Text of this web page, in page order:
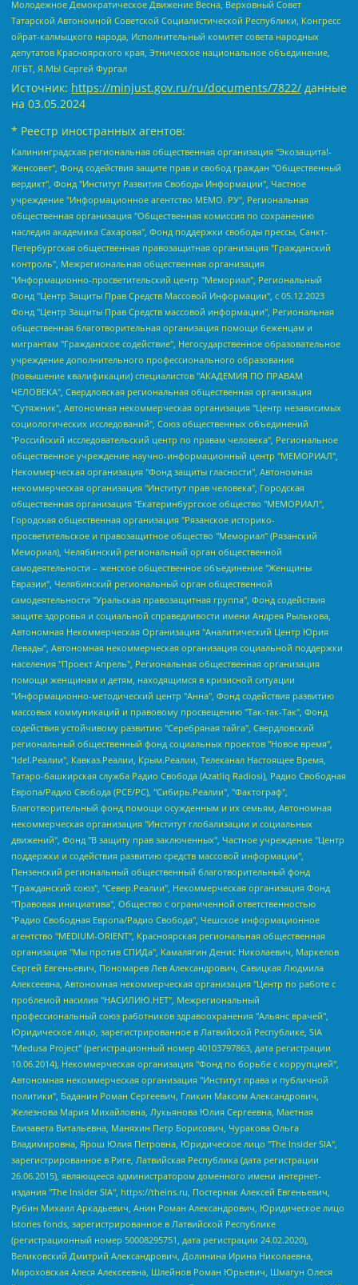
Молодежное Демократическое Движение Весна, Верховный Совет
Татарской Автономной Советской Социалистической Республики, Конгресс
ойрат-калмыцкого народа, Исполнительный комитет совета народных
депутатов Красноярского края, Этническое национальное объединение,
ЛГБТ, Я.МЫ Сергей Фургал
Источник: https://minjust.gov.ru/ru/documents/7822/ данные
на 03.05.2024
* Реестр иностранных агентов:
Калининградская региональная общественная организация "Экозащита!-Женсовет", Фонд содействия защите прав и свобод граждан "Общественный вердикт", Фонд "Институт Развития Свободы Информации", Частное учреждение "Информационное агентство МЕМО. РУ", Региональная общественная организация "Общественная комиссия по сохранению наследия академика Сахарова", Фонд поддержки свободы прессы, Санкт-Петербургская общественная правозащитная организация "Гражданский контроль", Межрегиональная общественная организация "Информационно-просветительский центр "Мемориал", Региональный Фонд "Центр Защиты Прав Средств Массовой Информации", с 05.12.2023 Фонд "Центр Защиты Прав Средств массовой информации", Региональная общественная благотворительная организация помощи беженцам и мигрантам "Гражданское содействие", Негосударственное образовательное учреждение дополнительного профессионального образования (повышение квалификации) специалистов "АКАДЕМИЯ ПО ПРАВАМ ЧЕЛОВЕКА", Свердловская региональная общественная организация "Сутяжник", Автономная некоммерческая организация "Центр независимых социологических исследований", Союз общественных объединений "Российский исследовательский центр по правам человека", Региональное общественное учреждение научно-информационный центр "МЕМОРИАЛ", Некоммерческая организация "Фонд защиты гласности", Автономная некоммерческая организация "Институт прав человека", Городская общественная организация "Екатеринбургское общество "МЕМОРИАЛ", Городская общественная организация "Рязанское историко-просветительское и правозащитное общество "Мемориал" (Рязанский Мемориал), Челябинский региональный орган общественной самодеятельности – женское общественное объединение "Женщины Евразии", Челябинский региональный орган общественной самодеятельности "Уральская правозащитная группа", Фонд содействия защите здоровья и социальной справедливости имени Андрея Рылькова, Автономная Некоммерческая Организация "Аналитический Центр Юрия Левады", Автономная некоммерческая организация социальной поддержки населения "Проект Апрель", Региональная общественная организация помощи женщинам и детям, находящимся в кризисной ситуации "Информационно-методический центр "Анна", Фонд содействия развитию массовых коммуникаций и правовому просвещению "Так-так-Так", Фонд содействия устойчивому развитию "Серебряная тайга", Свердловский региональный общественный фонд социальных проектов "Новое время", "Idel.Реалии", Кавказ.Реалии, Крым.Реалии, Телеканал Настоящее Время, Татаро-башкирская служба Радио Свобода (Azatliq Radiosi), Радио Свободная Европа/Радио Свобода (PCE/PC), "Сибирь.Реалии", "Фактограф", Благотворительный фонд помощи осужденным и их семьям, Автономная некоммерческая организация "Институт глобализации и социальных движений", Фонд "В защиту прав заключенных", Частное учреждение "Центр поддержки и содействия развитию средств массовой информации", Пензенский региональный общественный благотворительный фонд "Гражданский союз", "Север.Реалии", Некоммерческая организация Фонд "Правовая инициатива", Общество с ограниченной ответственностью "Радио Свободная Европа/Радио Свобода", Чешское информационное агентство "MEDIUM-ORIENT", Красноярская региональная общественная организация "Мы против СПИДа", Камалягин Денис Николаевич, Маркелов Сергей Евгеньевич, Пономарев Лев Александрович, Савицкая Людмила Алексеевна, Автономная некоммерческая организация "Центр по работе с проблемой насилия "НАСИЛИЮ.НЕТ", Межрегиональный профессиональный союз работников здравоохранения "Альянс врачей", Юридическое лицо, зарегистрированное в Латвийской Республике, SIA "Medusa Project" (регистрационный номер 40103797863, дата регистрации 10.06.2014), Некоммерческая организация "Фонд по борьбе с коррупцией", Автономная некоммерческая организация "Институт права и публичной политики", Баданин Роман Сергеевич, Гликин Максим Александрович, Железнова Мария Михайловна, Лукьянова Юлия Сергеевна, Маетная Елизавета Витальевна, Маняхин Петр Борисович, Чуракова Ольга Владимировна, Ярош Юлия Петровна, Юридическое лицо "The Insider SIA", зарегистрированное в Риге, Латвийская Республика (дата регистрации 26.06.2015), являющееся администратором доменного имени интернет-издания "The Insider SIA", https://theins.ru, Постернак Алексей Евгеньевич, Рубин Михаил Аркадьевич, Анин Роман Александрович, Юридическое лицо Istories fonds, зарегистрированное в Латвийской Республике (регистрационный номер 50008295751, дата регистрации 24.02.2020), Великовский Дмитрий Александрович, Долинина Ирина Николаевна, Мароховская Алеся Алексеевна, Шлейнов Роман Юрьевич, Шмагун Олеся Валентиновна, Общество с ограниченной ответственностью "Альтаир 2021", Общество с ограниченной ответственностью "Вега 2021", Общество с ограниченной ответственностью "Главный редактор 2021", Общество с ограниченной ответственностью "Ромашки монолит", Важенков Артем Валерьевич, Ивановская областная общественная организация "Центр гендерных исследований", Гурман Юрий Альбертович, Медиапроект "ОВД-Инфо", Егоров Владимир Владимирович, Жилинский Владимир Александрович, Общество с ограниченной ответственностью "ЗП", Иванова София Юрьевна, Карезина Инна Павловна, Кильтау Екатерина Викторовна, Петров Алексей Викторович, Пискунов Сергей Евгеньевич, Смирнов Сергей Сергеевич, Тихонов Михаил Сергеевич, Общество с ограниченной ответственностью "ЖУРНАЛИСТ-ИНОСТРАННЫЙ АГЕНТ", Арапова Галина Юрьевна, Вольтская Татьяна Анатольевна, Американская компания "Mason G.E.S. Anonymous Foundation" (США), являющаяся владельцем интернет-издания https://mnews.world/, Компания "Stichting Bellingcat", зарегистрированная в Нидерландах (дата регистрации 11.07.2018), Захаров Андрей Вячеславович, Клепиковская Екатерина Дмитриевна, Общество с ограниченной ответственностью "МЕМО", Перл Роман Александрович, Симонов Евгений Алексеевич, Соловьева Елена Анатольевна, Сотников Даниил Владимирович, Сурначева Елизавета Дмитриевна, Автономная некоммерческая организация по защите прав человека и информированию населения "Якутия – Наше Мнение", Общество с ограниченной ответственностью "Москоу диджитал медиа", с 26.01.2023 Общество с ограниченной ответственностью "Чайка Белые сады", Ветошкина Валерия Валерьевна, Заговора Максим Александрович, Межрегиональное общественное движение "Российская ЛГБТ - сеть", Оленичев Максим Владимирович, Павлов Иван Юрьевич, Скворцова Елена Сергеевна, Общество с ограниченной ответственностью "Как бы инагент", Кочетков Игорь Викторович, Общество с ограниченной ответственностью "Честные выборы", Еланчик Олег Александрович, Общество с ограниченной ответственностью "Нобелевский призыв", Гималова Регина Эмилевна, Григорьев Андрей Валерьевич, Григорьева Алина Александровна, Ассоциация по содействию защите прав призывников, альтернативнослужащих и военнослужащих "Правозащитная группа "Гражданин.Армия.Право", Хисамова Регина Фаритовна, Автономная некоммерческая организация по реализации социально-правовых программ "Лилит", Дальневосточное общественное движение "Маяк", Санкт-Петербургская ЛГБТ-инициативная группа "Выход", Инициативная группа ЛГБТ+ "Реверс", Алексеев Андрей Викторович, Бекбулатова Таисия Львовна, Беляев Иван Михайлович, Владыкина Елена Сергеевна, Гельман Марат Александрович, Никульшина Вероника Юрьевна, Толоконникова Надежда Андреевна, Шендерович Виктор Анатольевич, Общество с ограниченной ответственностью "Данное сообщение", Общество с ограниченной ответственностью Издательский дом "Новая глава", Айнбиндер Александра Александровна, Московский комьюнити-центр для ЛГБТ+инициатив, Благотворительный фонд развития филантропии, Deutsche Welle (Германия, Kurt-Schumacher-Strasse 3, 53113 Bonn), Борзунова Мария Михайловна, Воробьев Виктор Викторович, Голубева Анна Львовна, Константинова Алла Михайловна, Малкова Ирина Владимировна, Мурадов Мурад Абдулгалимович, Осетинская Елизавета Николаевна, Понасенков Евгений Николаевич, Ганапольский Матвей Юрьевич, Киселев Евгений Алексеевич, Борухович Ирина Григорьевна, Дремин Иван Тимофеевич, Дубровский Дмитрий Викторович, Красноярская региональная общественная организация поддержки и развития альтернативных образовательных технологий и межкультурных коммуникаций "ИНТЕРРА", Маяковская Екатерина Алексеевна, Фейгин Марк Захарович, Филимонов Андрей Викторович, Дзугкоева Регина Николаевна, Доброхотов Роман Александрович, Дудь Юрий Александрович, Елкин Сергей Владимирович, Кругликов Кирилл Игоревич, Сабунаева Мария Леонидовна, Семенов Алексей Владимирович, Шаинян Карен Багратович, Шульман Екатерина Михайловна, Асафьев Артур Валерьевич, Вахштайн Виктор Семенович, Венедиктов Алексей Алексеевич, Лушникова Екатерина Евгеньевна, Волков Леонид Михайлович, Невзоров Александр Глебович, Пархоменко Сергей Борисович, Сироткин Ярослав Николаевич, Кара-Мурза Владимир Владимирович, Баранова Наталья Владимировна, Гозман Леонид Яковлевич, Кагарлицкий Борис Юльевич, Климарев Михаил Валерьевич, Милов Владимир Станиславович, Автономная некоммерческая организация Краснодарский центр современного искусства "Типография", Моргенштерн Алишер Тагирович, Соболь Любовь Эдуардовна, Общество с ограниченной ответственностью "ЛИЗА НОРМ", Каспаров Гарри Кимович, Ходорковский Михаил Борисович, Общество с ограниченной ответственностью "Апрельские тезисы", Данилович Ирина Брониславовна, Кашин Олег Владимирович, Петров Николай Владимирович, Пивоваров Алексей Владимирович, Соколов Михаил Владимирович, Цветкова Юлия Владимировна, Чичваркин Евгений Александрович, Комитет против пыток/Команда против пыток, Общество с ограниченной ответственностью "Первый научный", Общество с ограниченной ответственностью "Вертолет и ко", Белоцерковская Вероника Борисовна, Кац Максим Евгеньевич, Лазарева Татьяна Юрьевна, Шаведдинов Руслан Табризович, Яшин Илья Валерьевич, Общество с ограниченной ответственностью "Иноагент ААВ", Алешковский Дмитрий Петрович, Альбац Евгения Марковна, Быков Дмитрий Львович, Галямина Юлия Евгеньевна, Лойко Сергей Леонидович, Мартынов Кирилл Константинович, Медведев Сергей Александрович, Крашенинников Федор Геннадиевич, Гордеева Катерина Вл